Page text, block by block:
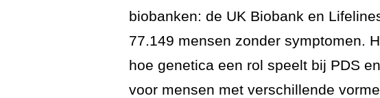
biobanken: de UK Biobank en
77.149 mensen zonder symptomen.
hoe genetica een rol speelt bij PDS
voor mensen met verschillende